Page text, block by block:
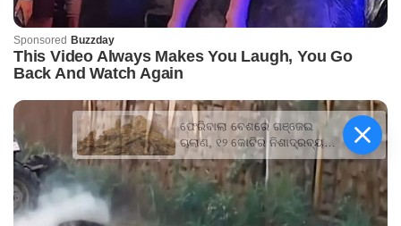
ଫେରିବାଲା ବେଶରେ ଗଞ୍ଜେଇ
ଚାଲାଣ, ୧୨ କୋଟିର ନିଶାଦ୍ରବ୍ୟ
ଜବତ